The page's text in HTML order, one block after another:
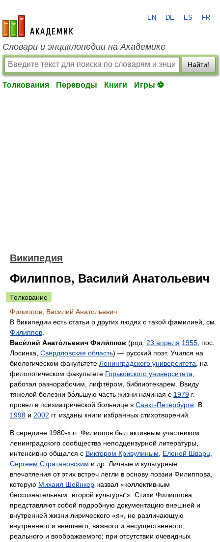
academic.ru
EN DE ES FR
Словари и энциклопедии на Академике
Найти!
Толкования Переводы Книги Игры ⚽
Википедия
Филиппов, Василий Анатольевич
Толкование
Филиппов, Василий Анатольевич
В Википедии есть статьи о других людях с такой фамилией, см.
Филиппов
Васи́лий Анато́льевич Фили́ппов (род. 23 апреля 1955 , пос.
Лосинка, Свердловская область) — русский поэт. Учился на
биологическом факультете Ленинградского университета , на
филологическом факультете Горьковского университета
работал разнорабочим, лифтёром, библиотекарем. Ввиду
тяжелой болезни бо́льшую часть жизни начиная с 1979 г.
провел в психиатрической больнице в Санкт-Петербурге . В
1998 и 2002 гг. изданы книги избранных стихотворений.
В середине 1980-х гг. Филиппов был активным участником
ленинградского сообщества неподцензурной литературы,
интенсивно общался с Виктором Кривулиным Еленой Шварц
Сергеем Стратановским и др. Личные и культурные
впечатления от этих встреч легли в основу поэзии Филиппова,
которую Михаил Шейнкер назвал «коллективным
бессознательным „второй культуры“». Стихи Филиппова
представляют собой подробную документацию внешней и
внутренней жизни лирического «я», не различающую
внутреннего и внешнего, важного и несущественного,
реального и воображаемого; при отсутствии очевидных